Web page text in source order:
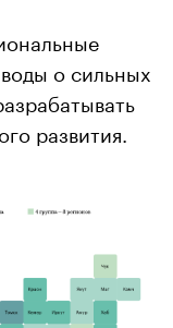
о сильных
развития.